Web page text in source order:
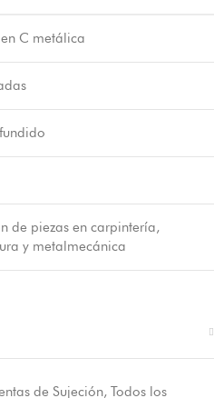
en C metálica
de piezas en carpintería,
y metalmecánica
de Sujeción, Todos los